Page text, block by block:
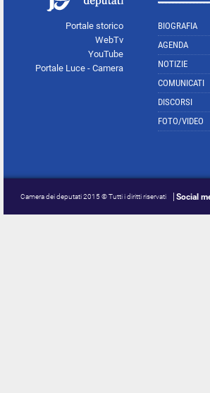
Portale storico
WebTv
YouTube
Portale Luce - Camera
BIOGRAFIA
AGENDA
NOTIZIE
COMUNICATI
DISCORSI
FOTO/VIDEO
Camera dei deputati 2015 © Tutti i diritti riservati Social